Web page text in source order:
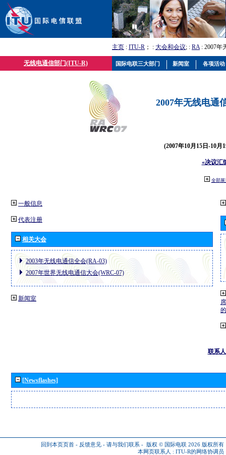
主页 : ITU-R ； : 大会和会议; : RA: 2007年
无线电通信部门(ITU-R)
2007年无线电通
(2007年10月15日-10月
«决议汇
全部展
一般信息
代表注册
相关大会
2003年无线电通信全会(RA-03)
2007年世界无线电通信大会(WRC-07)
新闻室
联系人
[Newsflashes]
回到本页页首 - 反馈意见 - 请与我们联系 - 版权 © 国际电联 2026 版权所有
本网页联系人 : ITU-R的网络协调员
国际电联三大部门 新闻室 各项活动